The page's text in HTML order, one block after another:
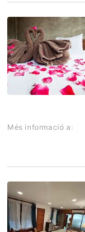
Més informació a: